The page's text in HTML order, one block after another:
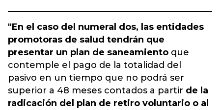
"En el caso del numeral dos, las entidades
promotoras de salud tendrán que
presentar un plan de saneamiento que
contemple el pago de la totalidad del
pasivo en un tiempo que no podrá ser
superior a 48 meses contados a partir de la
radicación del plan de retiro voluntario o al